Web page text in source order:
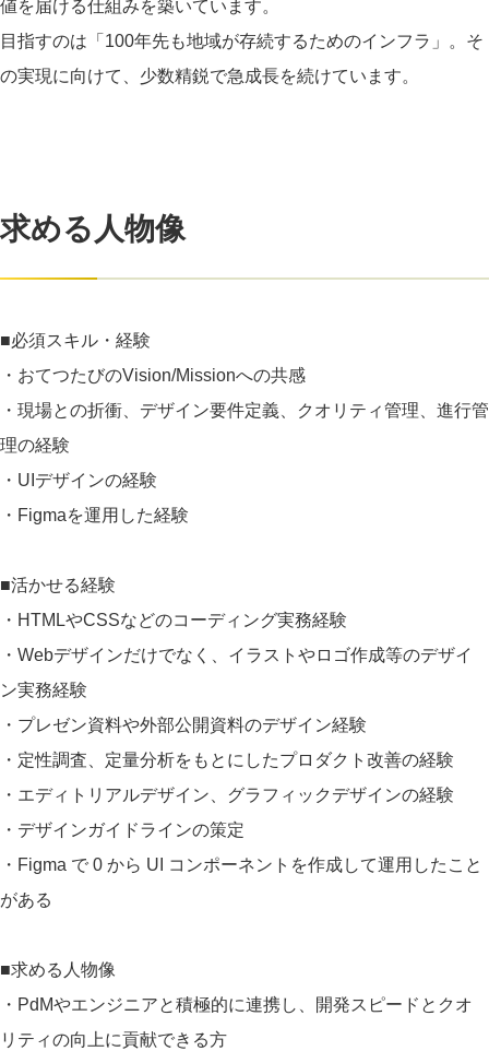
値を届ける仕組みを築いています。
目指すのは「100年先も地域が存続するためのインフラ」。そ
の実現に向けて、少数精鋭で急成長を続けています。
求める人物像
■必須スキル・経験
・おてつたびのVision/Missionへの共感
・現場との折衝、デザイン要件定義、クオリティ管理、進行管
理の経験
・UIデザインの経験
・Figmaを運用した経験
■活かせる経験
・HTMLやCSSなどのコーディング実務経験
・Webデザインだけでなく、イラストやロゴ作成等のデザイ
ン実務経験
・プレゼン資料や外部公開資料のデザイン経験
・定性調査、定量分析をもとにしたプロダクト改善の経験
・エディトリアルデザイン、グラフィックデザインの経験
・デザインガイドラインの策定
・Figma で 0 から UI コンポーネントを作成して運用したこと
がある
■求める人物像
・PdMやエンジニアと積極的に連携し、開発スピードとクオ
リティの向上に貢献できる方